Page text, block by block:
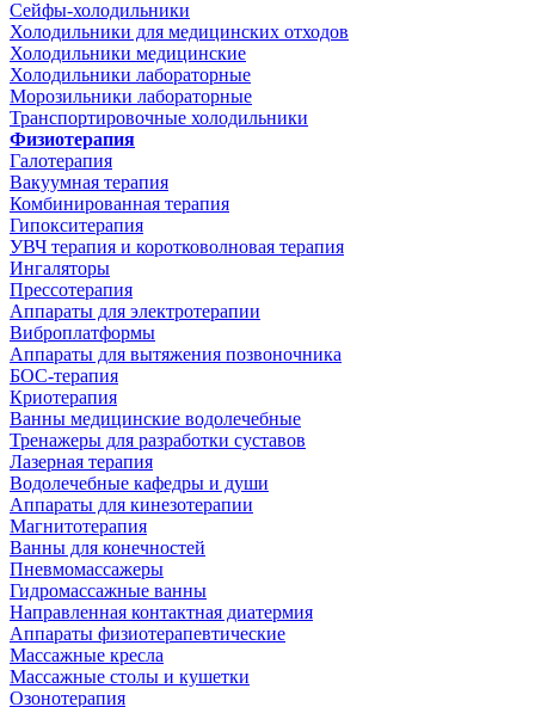
Сейфы-холодильники
Холодильники для медицинских отходов
Холодильники медицинские
Холодильники лабораторные
Морозильники лабораторные
Транспортировочные холодильники
Физиотерапия
Галотерапия
Вакуумная терапия
Комбинированная терапия
Гипокситерапия
УВЧ терапия и коротковолновая терапия
Ингаляторы
Прессотерапия
Аппараты для электротерапии
Виброплатформы
Аппараты для вытяжения позвоночника
БОС-терапия
Криотерапия
Ванны медицинские водолечебные
Тренажеры для разработки суставов
Лазерная терапия
Водолечебные кафедры и души
Аппараты для кинезотерапии
Магнитотерапия
Ванны для конечностей
Пневмомассажеры
Гидромассажные ванны
Направленная контактная диатермия
Аппараты физиотерапевтические
Массажные кресла
Массажные столы и кушетки
Озонотерапия